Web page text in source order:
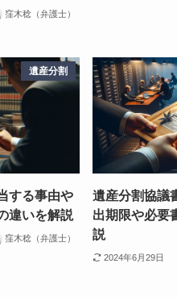
窪木稔（弁護士）
遺産分割
する事由や
違いを解説
窪木稔（弁護士）
遺産分割協議
出期限や必要
説
2024年6月29日